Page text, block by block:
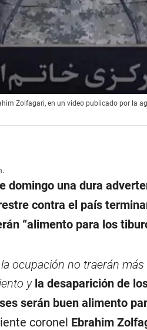
Zolfagari, en un video publicado por la
domingo una dura
contra el país
“alimento para los
la ocupación no traerán
y la desaparición de
serán buen alimento
coronel Ebrahim